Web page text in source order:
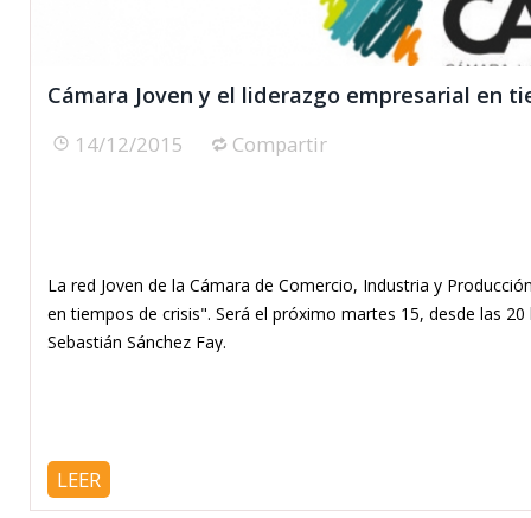
Cámara Joven y el liderazgo empresarial en
14/12/2015 Compartir
La red Joven de la Cámara de Comercio, Industria y
en tiempos de crisis". Será el próximo martes 15, desde las
Sebastián Sánchez Fay.
LEER